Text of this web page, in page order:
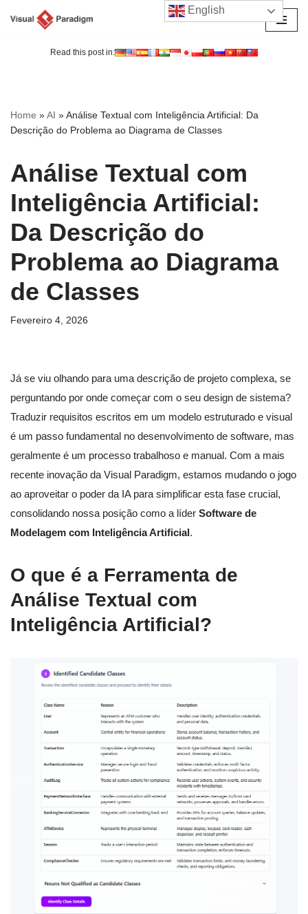
Read this post in:
Home »AI »Análise Textual com Inteligência Artificial: Da
Descrição do Problema ao Diagrama de Classes
Análise Textual com
Inteligência Artificial:
Da Descrição do
Problema ao Diagrama
de Classes
Fevereiro 4, 2026
Já se viu olhando para uma descrição de projeto complexa, se
perguntando por onde começar com o seu design de sistema?
Traduzir requisitos escritos em um modelo estruturado e visual
é um passo fundamental no desenvolvimento de software, mas
geralmente é um processo trabalhoso e manual. Com a mais
recente inovação da Visual Paradigm, estamos mudando o jogo
ao aproveitar o poder da IA para simplificar esta fase crucial,
consolidando nossa posição como a líder Software de
Modelagem com Inteligência Artificial.
O que é a Ferramenta de
Análise Textual com
Inteligência Artificial?
English